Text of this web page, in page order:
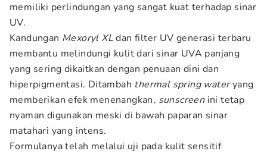
memiliki perlindungan yang sangat kuat terhadap sinar
UV.
Kandungan Mexoryl XLdan filter UV generasi terbaru
membantu melindungi kulit dari sinar UVA panjang
yang sering dikaitkan dengan penuaan dini dan
hiperpigmentasi. Ditambah thermal spring wateryang
memberikan efek menenangkan, sunscreenini tetap
nyaman digunakan meski di bawah paparan sinar
matahari yang intens.
Formulanya telah melalui uji pada kulit sensitif